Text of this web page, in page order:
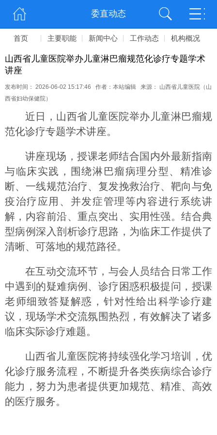
委直动态
首页 主要职能 新闻中心 工作动态 机构概况
山西省儿童医院举办儿童淋巴瘤规范化诊疗专题学术
讲座
发布时间： 2026-06-02 15:17:46 作者：本站编辑 来源： 山西省儿童医院（山
西省妇幼保健院）
近日，山西省儿童医院举办儿童淋巴瘤规
范化诊疗专题学术讲座。
讲座现场，授课老师结合国内外最新指南
与临床实践，围绕淋巴瘤病理分型、精准诊
断、一线规范治疗、复发挽救治疗、靶向与免
疫治疗应用、并发症管理等内容进行系统讲
解，内容前沿、重点突出、实用性强。结合典
型病例深入剖析诊疗思路，为临床工作提供了
清晰、可落地的规范路径。
在互动交流环节，与会人员结合日常工作
中遇到的疑难病例、诊疗困惑积极提问，授课
老师细致答疑解惑，针对性给出科学诊疗建
议，现场学术交流氛围热烈，有效解决了诸多
临床实际诊疗难题。
山西省儿童医院将持续强化学习培训，优
化诊疗服务流程，不断提升各类疾病综合诊疗
能力，努力为患者提供更加规范、精准、高效
的医疗服务。